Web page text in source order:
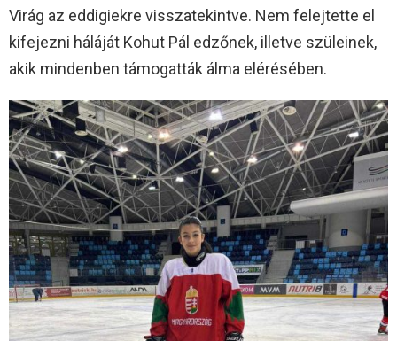
Virág az eddigiekre visszatekintve. Nem felejtette el
kifejezni háláját Kohut Pál edzőnek, illetve szüleinek,
akik mindenben támogatták álma elérésében.